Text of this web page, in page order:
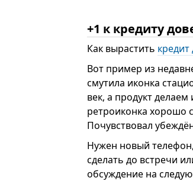
+1 к кредиту
Как вырастить кредит
Вот пример из
смутила иконка
век, а продукт
ретроиконка хорошо
Почувствовал
Нужен новый
сделать до встречи
обсуждение на